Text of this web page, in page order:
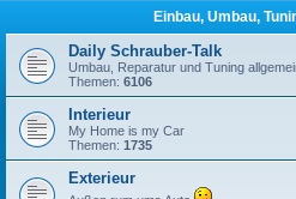
Einbau, Umbau,
Daily Schrauber-Talk
Umbau, Reparatur und Tuning
Themen: 6106
Interieur
My Home is my Car
Themen: 1735
Exterieur